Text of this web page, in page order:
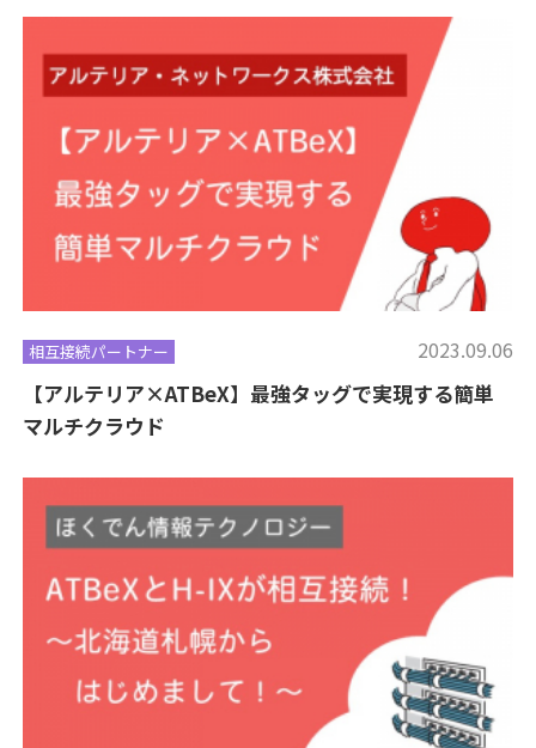
相互接続パートナー 2023.09.06
【アルテリア×ATBeX】最強タッグで実現する簡単
マルチクラウド